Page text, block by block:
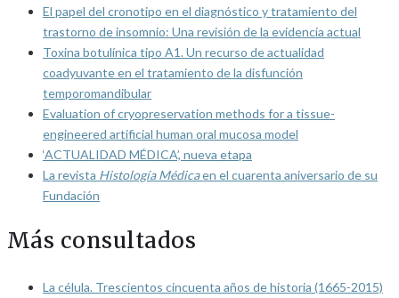
El papel del cronotipo en el diagnóstico y tratamiento del
trastorno de insomnio: Una revisión de la evidencia actual
Toxina botulínica tipo A1. Un recurso de actualidad
coadyuvante en el tratamiento de la disfunción
temporomandibular
Evaluation of cryopreservation methods for a tissue-
engineered artificial human oral mucosa model
‘ACTUALIDAD MÉDICA’, nueva etapa
La revista Histología Médicaen el cuarenta aniversario de su
Fundación
Más consultados
La célula. Trescientos cincuenta años de historia (1665-2015)